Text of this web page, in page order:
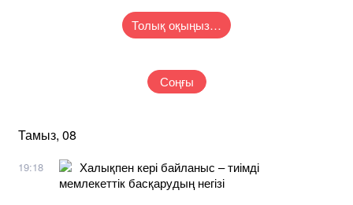
Толық оқыңыз…
Соңғы
Тамыз, 08
19:18
Халықпен кері байланыс – тиімді
мемлекеттік басқарудың негізі